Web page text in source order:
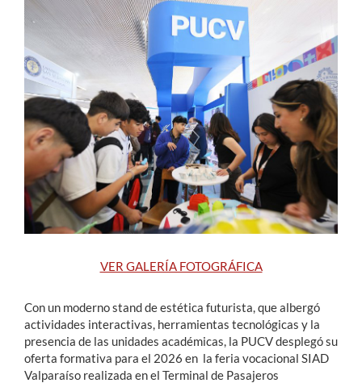
Formación Continua
Estudiantes
Académicos
Funcionarios
Alumni
English
VER GALERÍA FOTOGRÁFICA
Con un moderno stand de estética futurista, que albergó
actividades interactivas, herramientas tecnológicas y la
presencia de las unidades académicas, la PUCV desplegó su
oferta formativa para el 2026 en la feria vocacional SIAD
Valparaíso realizada en el Terminal de Pasajeros